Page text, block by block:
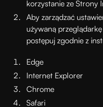
korzystanie ze Strony
Aby zarządzać
używaną
postępuj zgodnie z
Edge
Internet Explorer
Chrome
Safari